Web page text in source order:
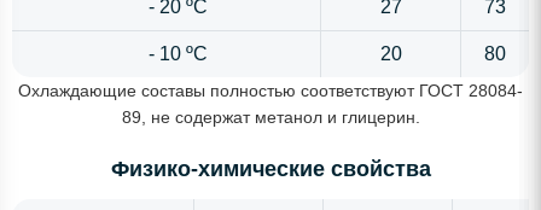
- 20 ºС 27 73
- 10 ºС 20 80
Охлаждающие составы полностью соответствуют ГОСТ 28084-
89, не содержат метанол и глицерин.
Физико-химические свойства